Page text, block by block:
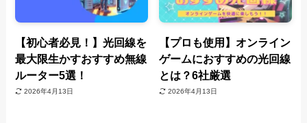
【初心者必見！】光回線を
最大限生かすおすすめ無線
ルーター5選！
2026年4月13日
【プロも使用】オンライン
ゲームにおすすめの光回線
とは？6社厳選
2026年4月13日